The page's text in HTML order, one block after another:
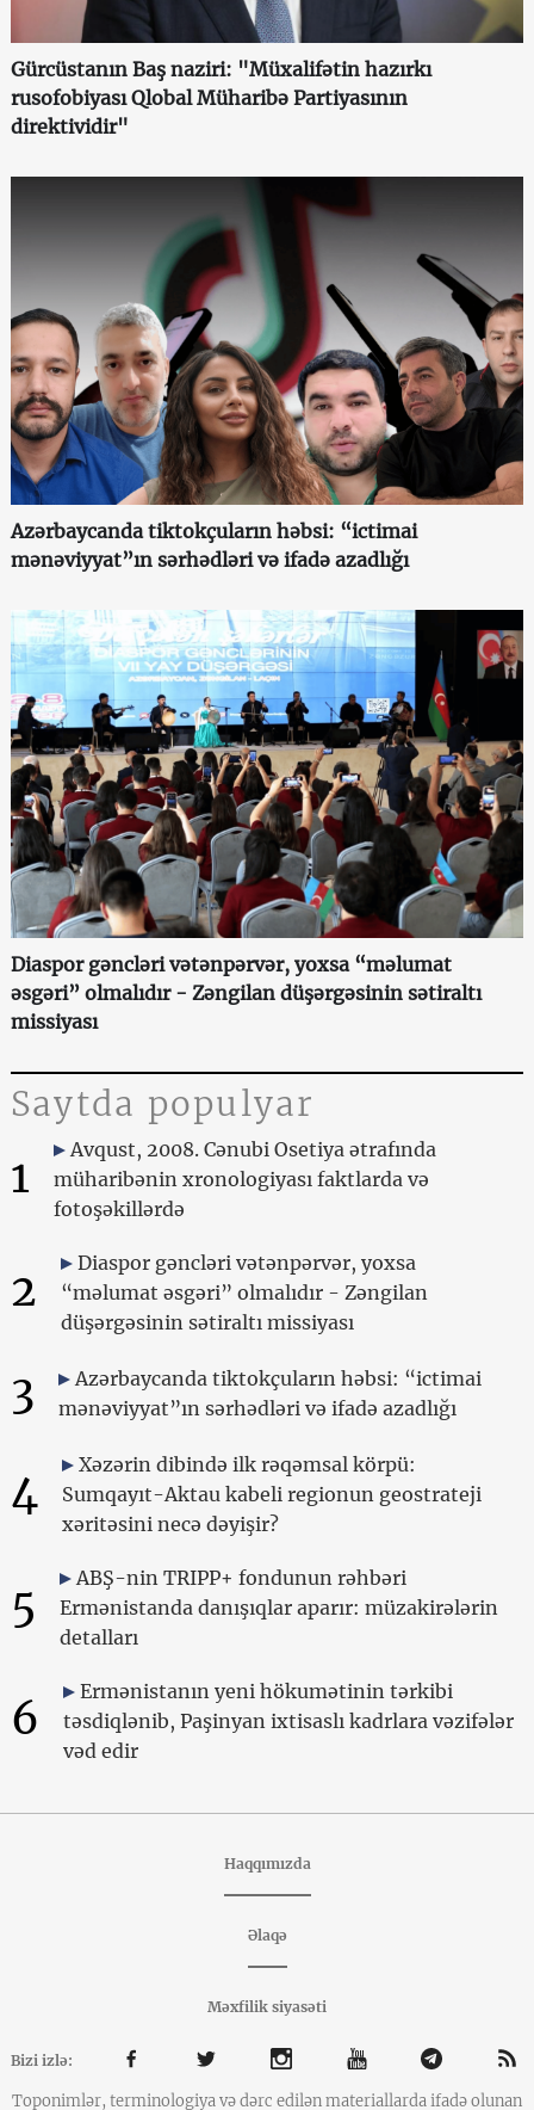
Gürcüstanın Baş naziri: "Müxalifətin hazırkı
rusofobiyası Qlobal Müharibə Partiyasının
direktividir"
Azərbaycanda tiktokçuların həbsi: “ictimai
mənəviyyat”ın sərhədləri və ifadə azadlığı
Diaspor gəncləri vətənpərvər, yoxsa “məlumat
əsgəri” olmalıdır - Zəngilan düşərgəsinin sətiraltı
missiyası
Saytda populyar
1
Avqust, 2008. Cənubi Osetiya ətrafında
müharibənin xronologiyası faktlarda və
fotoşəkillərdə
2
Diaspor gəncləri vətənpərvər, yoxsa
“məlumat əsgəri” olmalıdır - Zəngilan
düşərgəsinin sətiraltı missiyası
3
Azərbaycanda tiktokçuların həbsi: “ictimai
mənəviyyat”ın sərhədləri və ifadə azadlığı
4
Xəzərin dibində ilk rəqəmsal körpü:
Sumqayıt-Aktau kabeli regionun geostrateji
xəritəsini necə dəyişir?
5
ABŞ-nin TRIPP+ fondunun rəhbəri
Ermənistanda danışıqlar aparır: müzakirələrin
detalları
6
Ermənistanın yeni hökumətinin tərkibi
təsdiqlənib, Paşinyan ixtisaslı kadrlara vəzifələr
vəd edir
Haqqımızda
Əlaqə
Məxfilik siyasəti
Bizi izlə:
Toponimlər, terminologiya və dərc edilən materiallarda ifadə olunan